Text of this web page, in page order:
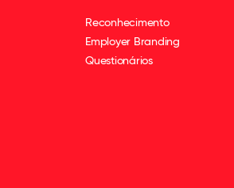
Reconhecimento
Employer Branding
Questionários